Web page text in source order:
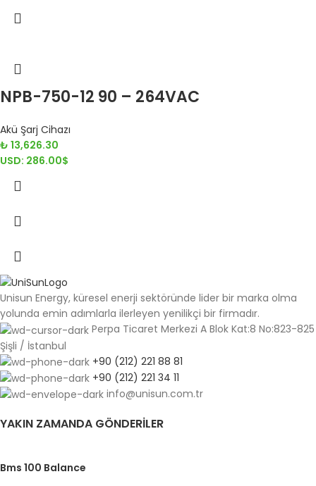
NPB-750-12 90 – 264VAC
Akü Şarj Cihazı
₺ 13,626.30
USD: 286.00$
Unisun Energy, küresel enerji sektöründe lider bir marka olma
yolunda emin adımlarla ilerleyen yenilikçi bir firmadır.
Perpa Ticaret Merkezi A Blok Kat:8 No:823-825
Şişli / İstanbul
+90 (212) 221 88 81
+90 (212) 221 34 11
info@unisun.com.tr
YAKIN ZAMANDA GÖNDERILER
Bms 100 Balance